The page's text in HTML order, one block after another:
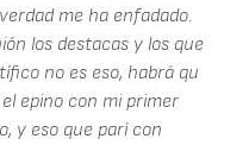
me ha enfadado.
los destacas y los que
no es eso, habrá qu
epino con mi primer
y eso que parí con